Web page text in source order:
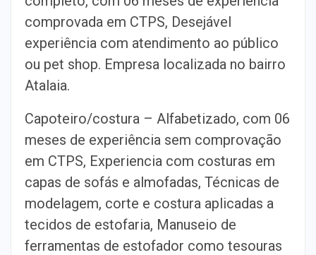
comprovada em CTPS, Desejável
experiência com atendimento ao público
ou pet shop. Empresa localizada no bairro
Atalaia.
Capoteiro/costura – Alfabetizado, com 06
meses de experiência sem comprovação
em CTPS, Experiencia com costuras em
capas de sofás e almofadas, Técnicas de
modelagem, corte e costura aplicadas a
tecidos de estofaria, Manuseio de
ferramentas de estofador como tesouras